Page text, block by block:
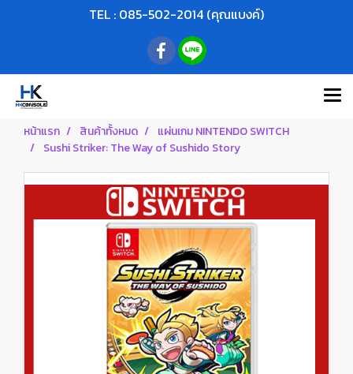
TEL : 085-502-2014 (คุณแบงค์)
หน้าแรก สินค้าทั้งหมด
แผ่นเกม NINTENDO SWITCH
Sushi Striker: The Way of Sushido Story